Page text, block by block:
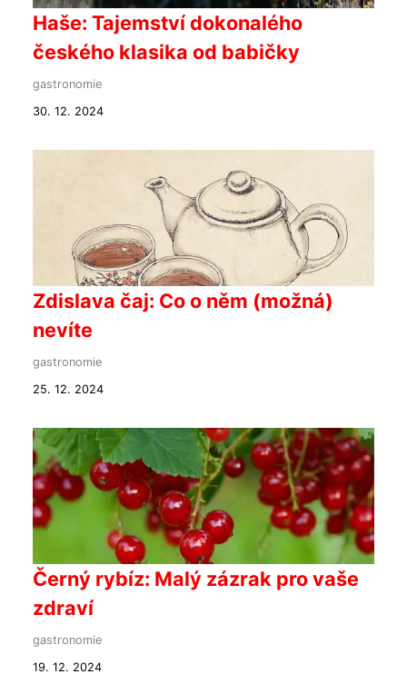
Haše: Tajemství dokonalého
českého klasika od babičky
gastronomie
30. 12. 2024
Zdislava čaj: Co o něm (možná)
nevíte
gastronomie
25. 12. 2024
Černý rybíz: Malý zázrak pro vaše
zdraví
gastronomie
19. 12. 2024